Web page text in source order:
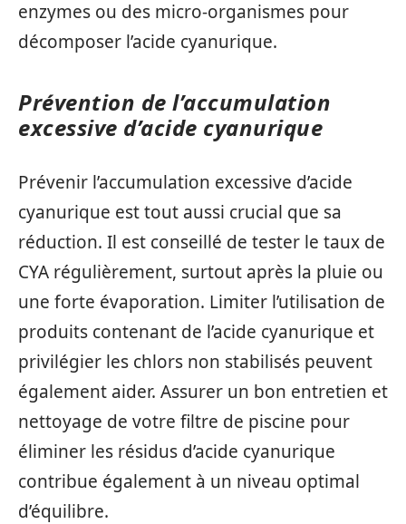
enzymes ou des micro-organismes pour
décomposer l’acide cyanurique.
Prévention de l’accumulation
excessive d’acide cyanurique
Prévenir l’accumulation excessive d’acide
cyanurique est tout aussi crucial que sa
réduction. Il est conseillé de tester le taux de
CYA régulièrement, surtout après la pluie ou
une forte évaporation. Limiter l’utilisation de
produits contenant de l’acide cyanurique et
privilégier les chlors non stabilisés peuvent
également aider. Assurer un bon entretien et
nettoyage de votre filtre de piscine pour
éliminer les résidus d’acide cyanurique
contribue également à un niveau optimal
d’équilibre.